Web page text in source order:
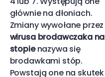
głównie na dłoniach.
Zmiany wywołane przez
wirusa brodawczaka na
stopienazywa się
brodawkami stóp.
Powstają one na skutek